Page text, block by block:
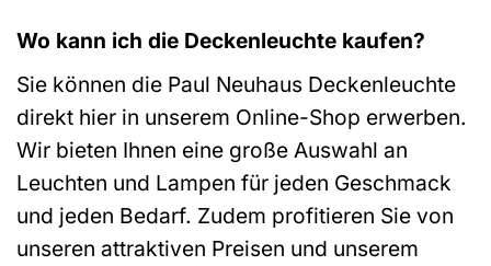
Wo kann ich die Deckenleuchte kaufen?
Sie können die Paul Neuhaus Deckenleuchte
direkt hier in unserem Online-Shop erwerben.
Wir bieten Ihnen eine große Auswahl an
Leuchten und Lampen für jeden Geschmack
und jeden Bedarf. Zudem profitieren Sie von
unseren attraktiven Preisen und unserem